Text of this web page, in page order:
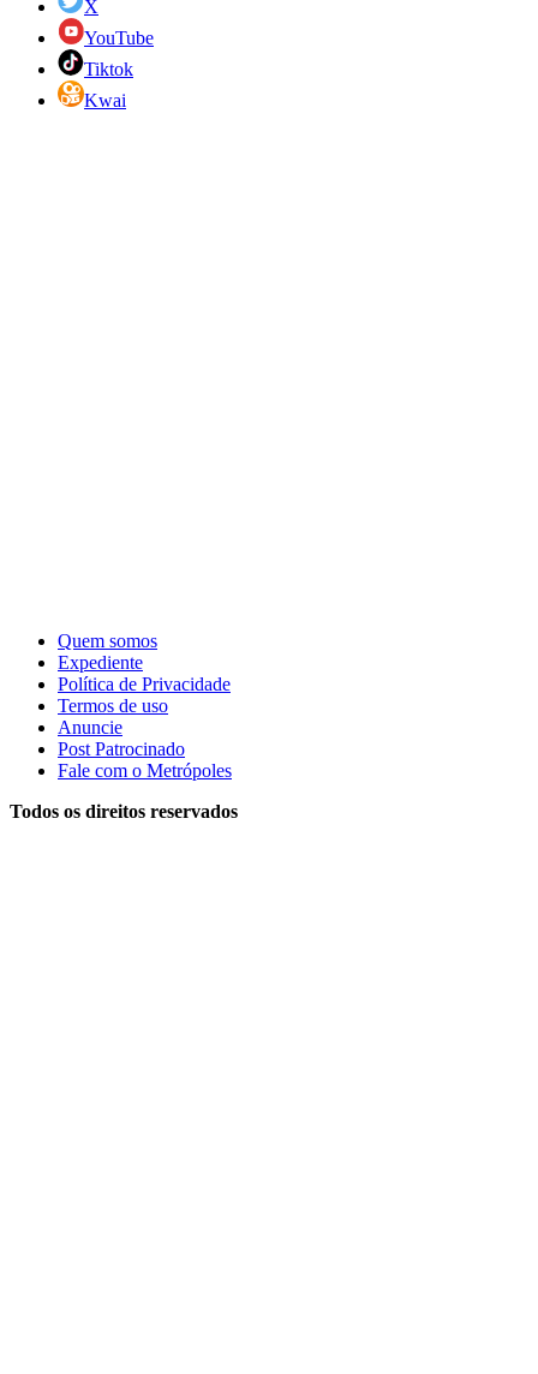
X
YouTube
Tiktok
Kwai
Quem somos
Expediente
Política de Privacidade
Termos de uso
Anuncie
Post Patrocinado
Fale com o Metrópoles
Todos os direitos reservados